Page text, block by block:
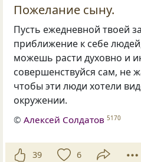
Пожелание сыну.
Пусть ежедневной твоей
приближение к себе людей
можешь расти духовно и
совершенствуйся сам, не
чтобы эти люди хотели
окружении.
©Алексей Солдатов 5170
39 6